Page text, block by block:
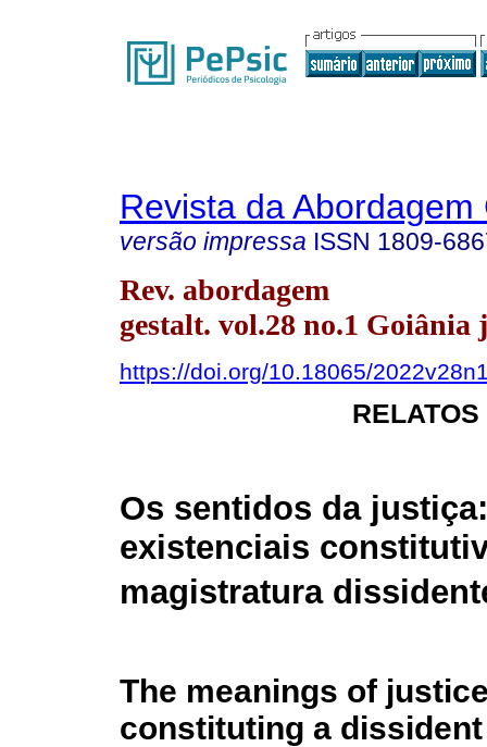
Revista da Abordagem
versão impressa ISSN 1809-
Rev. abordagem
gestalt. vol.28 no.1 Goiânia
https://doi.org/10.18065/
Os sentidos da
existenciais
magistratura
The meanings of
constituting a